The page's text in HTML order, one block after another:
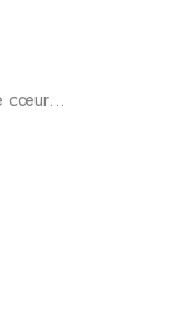
cœur…